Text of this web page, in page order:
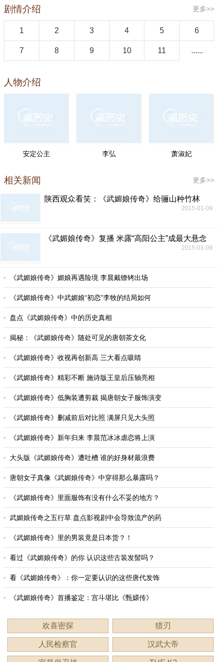
剧情介绍 更多>>
1 2 3 4 5 6
7 8 9 10 11 ......
人物介绍
安定公主 李弘 萧淑妃
相关新闻 更多>>
陕西观众看笑：《武媚娘传奇》给骊山种竹林
2015-01-09
《武媚娘传奇》复播 米露“高阳公主”成最大悬念
2015-01-09
《武媚娘传奇》媚娘再遇险境 李晨戴镣铐出场
《武媚娘传奇》中武媚娘“初恋”李牧的结局如何
盘点《武媚娘传奇》中的历史真相
揭秘：《武媚娘传奇》随处可见的唐朝茶文化
《武媚娘传奇》收视再创新高 三大看点吸睛
《武媚娘传奇》精彩不断 施诗版王皇后压轴亮相
《武媚娘传奇》低胸装遭剪裁 揭唐朝女子服饰演变
《武媚娘传奇》删减前后对比照 满屏只见大头照
《武媚娘传奇》新年归来 李晨范冰冰虐恋将上演
大头版《武媚娘传奇》遭吐槽 谁的好身材最浪费
唐朝女子真像《武媚娘传奇》中穿得那么暴露吗？
《武媚娘传奇》里面服饰有没有什么不妥的地方？
武媚娘传奇之五行草 盘点影视剧中会导致流产的药
《武媚娘传奇》里的男装竟是日本货？！
看过《武媚娘传奇》的你 认识这些古装发髻吗？
看《武媚娘传奇》：你一定要认识的这些唐代发饰
《武媚娘传奇》首播鉴定：宫斗堪比《甄嬛传》
欢喜密探 猎刃
人民检察官 汉武大帝